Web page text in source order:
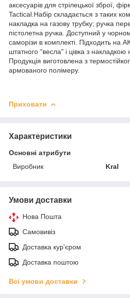
аксесуарів для стрілецької зброї,
Tactical.Набір складається з таких
накладка на газову трубку; ручка
пістолетна ручка. Доступний у
саморізи в комплекті. Підходить на
штатного "весла" і цівка з накладкою
Продукція виготовлена з
армованого полімеру.
Приховати
Характеристики
Основні атрибути
Виробник
Kral
Умови доставки
Нова Пошта
Самовивіз
Доставка кур'єром
Доставка поштою
Всі умови доставки